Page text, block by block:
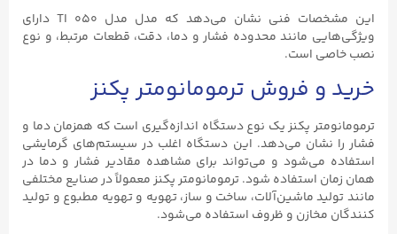
این مشخصات فنی نشان می‌دهد که مدل مدل TI ۰۵۰ دارای
ویژگی‌هایی مانند محدوده فشار و دما، دقت، قطعات مرتبط، و نوع
نصب خاصی است.
خرید و فروش ترمومانومتر پکنز
ترمومانومتر پکنز یک نوع دستگاه اندازه‌گیری است که همزمان دما و
فشار را نشان می‌دهد. این دستگاه اغلب در سیستم‌های گرمایشی
استفاده می‌شود و می‌تواند برای مشاهده مقادیر فشار و دما در
همان زمان استفاده شود. ترمومانومتر پکنز معمولاً در صنایع مختلفی
مانند تولید ماشین‌آلات، ساخت و ساز، تهویه و تهویه مطبوع و تولید
کنندگان مخازن و ظروف استفاده می‌شود.